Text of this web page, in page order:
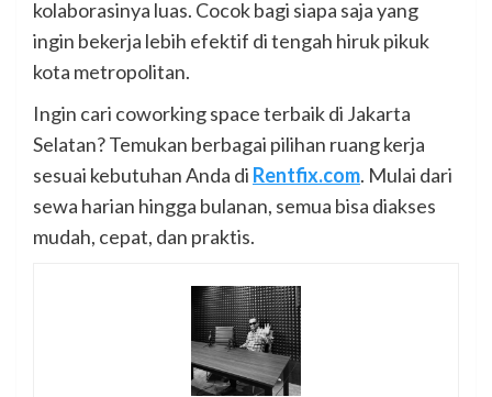
kolaborasinya luas. Cocok bagi siapa saja yang
ingin bekerja lebih efektif di tengah hiruk pikuk
kota metropolitan.
Ingin cari coworking space terbaik di Jakarta
Selatan? Temukan berbagai pilihan ruang kerja
sesuai kebutuhan Anda di Rentfix.com. Mulai dari
sewa harian hingga bulanan, semua bisa diakses
mudah, cepat, dan praktis.